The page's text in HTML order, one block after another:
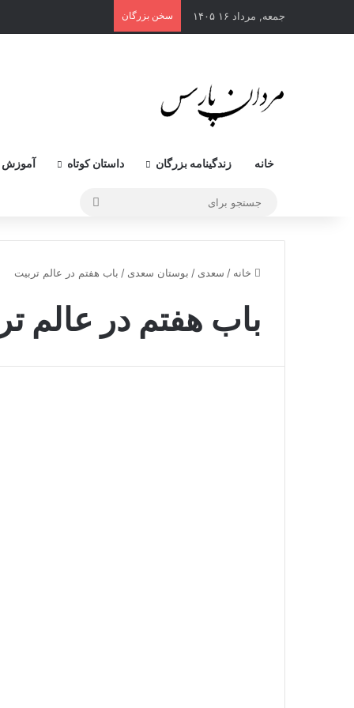
جمعه, مرداد ۱۶ ۱۴۰۵ سخن بزرگان
خانه زندگینامه بزرگان داستان کوتاه
خانه / سعدی / بوستان سعدی / باب هفتم در عالم تربیت
باب هفتم در عالم